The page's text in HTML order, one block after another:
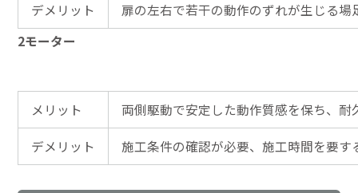
デメリット
扉の左右で若干の動作のずれが生じる場
2モーター
メリット
両側駆動で安定した動作質感を保ち、耐
デメリット
施工条件の確認が必要、施工時間を要す